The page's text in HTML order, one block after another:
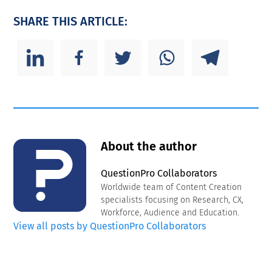
SHARE THIS ARTICLE:
About the author
QuestionPro Collaborators
Worldwide team of Content Creation
specialists focusing on Research, CX,
Workforce, Audience and Education.
View all posts by QuestionPro Collaborators